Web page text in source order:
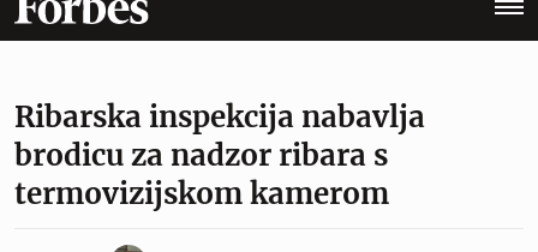
Ribarska inspekcija nabavlja
brodicu za nadzor ribara s
termovizijskom kamerom